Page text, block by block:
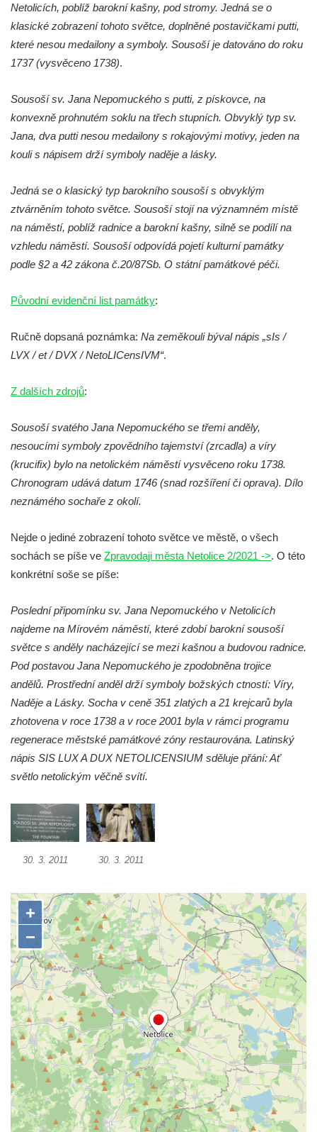
Socha Mamutí lebka v ZOO Hluboká
Socha Mamut srstnatý v ZOO Hluboká
Socha Orel v ZOO Hluboká
Socha Přátelství v ZOO Hluboká
Socha Matka příroda v ZOO Hluboká
Socha Lišky v ZOO Hluboká
Socha Vlčice s mládětem v ZOO Hluboká
Socha Rys číhající na srnu v ZOO Hluboká
Socha Orlice v ZOO Hluboká
Socha Tygr v ZOO Hluboká
Socha Kozorožec horský v ZOO Hluboká
Socha Housenka v ZOO Hluboká
Socha Rosomák v ZOO Hluboká
Socha Vážka v ZOO Hluboká
Socha Volavka v ZOO Hluboká
Lavička Kůň Převalského v ZOO Hluboká
Socha Opičákovník v ZOO Hluboká
Socha Roháč v ZOO Hluboká
Reliéf Rodina a práce na budově záložny
čp. 69/1 v Českých Budějovicích
Socha Jana Valeria Jirsíka u Černé věže v
Českých Budějovicích
Socha Krista klesajícího pod křížem u
kostela svatého Mikuláše v Českých
Budějovicích
Socha svatého Jana Nepomuckého u
kostela svaté Rodiny v Českých
Budějovicích
Socha S tebou v parku na Senovážném
náměstí v Českých Budějovicích
náměstí v Českých Budějovicích
Českých Budějovicích
Pomník Vojtěcha Adalberta Lanny v parku
Na Sadech v Českých Budějovicích
Pomník Přemysla Otakara II. v parku Na
Sadech v Českých Budějovicích
Socha Mateřství v parku Na Sadech v
Českých Budějovicích
Památník Otokara Mokrého v parku Na
Sadech v Českých Budějovicích
Poslední dochovaný tramvajový sloup na
Pražské třídě v Českých Budějovicích
Socha Civilizovaní na Husově třídě v
Netolicích, poblíž barokní kašny, pod stromy. Jedná se o
klasické zobrazení tohoto světce, doplněné postavičkami putti,
které nesou medailony a symboly. Sousoší je datováno do roku
1737 (vysvěceno 1738).
Sousoší sv. Jana Nepomuckého s putti, z pískovce, na
konvexně prohnutém soklu na třech stupních. Obvyklý typ sv.
Jana, dva putti nesou medailony s rokajovými motivy, jeden na
kouli s nápisem drží symboly naděje a lásky.
Jedná se o klasický typ barokního sousoší s obvyklým
ztvárněním tohoto světce. Sousoší stojí na významném místě
na náměstí, poblíž radnice a barokní kašny, silně se podílí na
vzhledu náměstí. Sousoší odpovídá pojetí kulturní památky
podle §2 a 42 zákona č.20/87Sb. O státní památkové péči.
Původní evidenční list památky:
Ručně dopsaná poznámka: Na zeměkouli býval nápis „sIs /
LVX / et / DVX / NetoLICensIVM“.
Z dalších zdrojů:
Sousoší svatého Jana Nepomuckého se třemi anděly,
nesoucími symboly zpovědního tajemství (zrcadla) a víry
(krucifix) bylo na netolickém náměstí vysvěceno roku 1738.
Chronogram udává datum 1746 (snad rozšíření či oprava). Dílo
neznámého sochaře z okolí.
Nejde o jediné zobrazení tohoto světce ve městě, o všech
sochách se píše ve Zpravodaji města Netolice 2/2021 ->. O této
konkrétní soše se píše:
Poslední připomínku sv. Jana Nepomuckého v Netolicích
najdeme na Mírovém náměstí, které zdobí barokní sousoší
světce s anděly nacházející se mezi kašnou a budovou radnice.
Pod postavou Jana Nepomuckého je zpodobněna trojice
andělů. Prostřední anděl drží symboly božských ctností: Víry,
Naděje a Lásky. Socha v ceně 351 zlatých a 21 krejcarů byla
zhotovena v roce 1738 a v roce 2001 byla v rámci programu
regenerace městské památkové zóny restaurována. Latinský
nápis SIS LUX A DUX NETOLICENSIUM sděluje přání: Ať
světlo netolickým věčně svítí.
30. 3. 2011 30. 3. 2011